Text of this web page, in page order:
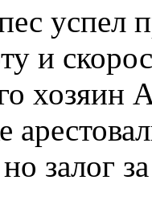
успел
и
хозяин
залог